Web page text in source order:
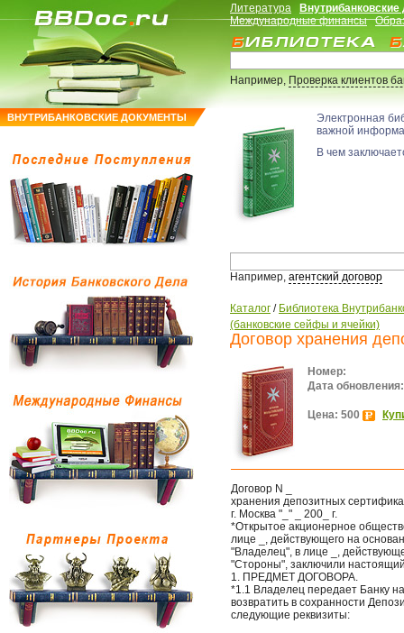
ВНУТРИБАНКОВСКИЕ ДОКУМЕНТЫ
Литература
Международные финансы
Например,Проверка клиентов
Электронная
важной
В чем
Например, агентский договор
Каталог / Библиотека
(банковские сейфы и ячейки)
Договор хранения
Номер:
Дата обновления:
Цена: 500
Договор N _
хранения депозитных
г. Москва "_" _ 200_ г.
*Открытое акционерное
лице _, действующего на
"Владелец", в лице _,
"Стороны", заключили
1. ПРЕДМЕТ ДОГОВОРА.
*1.1 Владелец передает Банку
возвратить в сохранности
следующие реквизиты: